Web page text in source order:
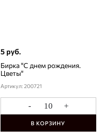
5 руб.
Бирка "С днем рождения.
Цветы"
Артикул: 200721
- +
В КОРЗИНУ